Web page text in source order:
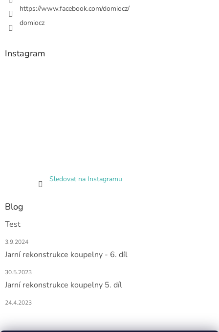
https://www.facebook.com/domiocz/
domiocz
Instagram
Sledovat na Instagramu
Blog
Test
3.9.2024
Jarní rekonstrukce koupelny - 6. díl
30.5.2023
Jarní rekonstrukce koupelny 5. díl
24.4.2023